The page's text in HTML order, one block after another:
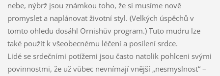
nebe, nýbrž jsou známkou toho, že si musíme nově
promyslet a naplánovat životní styl. (Velkých úspěchů v
tomto ohledu dosáhl Ornishův program.) Tuto mudru lze
také použít k všeobecnému léčení a posílení srdce.
Lidé se srdečními potížemi jsou často natolik pohlceni svými
povinnostmi, že už vůbec nevnímají vnější „nesmyslnost“ –